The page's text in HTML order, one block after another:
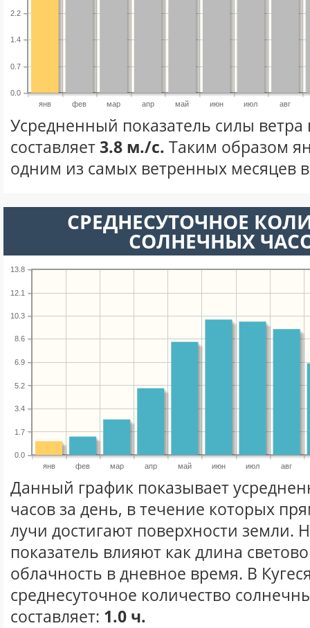
янв фев мар апр май июн июл авг
0.0
0.7
1.4
2.2
Усредненный показатель силы ветра
составляет3.8 м./с. Таким образом
одним из самых ветренных месяцев в
СРЕДНЕСУТОЧНОЕ
СОЛНЕЧНЫХ
янв фев мар апр май июн июл авг
0.0
1.7
3.4
5.2
6.9
8.6
10.3
12.1
13.8
Данный график показывает
часов за день, в течение которых
лучи достигают поверхности земли.
показатель влияют как длина
облачность в дневное время. В
среднесуточное количество
составляет: 1.0 ч.